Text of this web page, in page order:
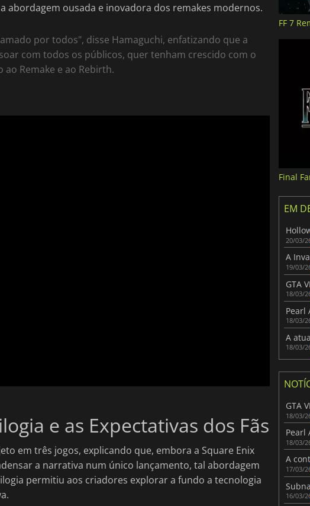
abordagem ousada e inovadora dos remakes modernos.
por todos", disse Hamaguchi, enfatizando que a
com todos os públicos, quer tenham crescido com o
Remake e ao Rebirth.
e as Expectativas dos Fãs
em três jogos, explicando que, embora a Square Enix
a narrativa num único lançamento, tal abordagem
permitiu aos criadores explorar a fundo a tecnologia
FF 7
Final
EM
20/03/
19/03/
18/03/
18/03/
18/03/
18/03/
18/03/
17/03/
16/03/